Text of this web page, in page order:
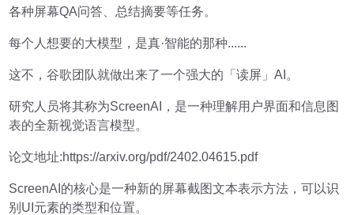
各种屏幕QA问答、总结摘要等任务。
每个人想要的大模型，是真·智能的那种......
这不，谷歌团队就做出来了一个强大的「读屏」AI。
研究人员将其称为ScreenAI，是一种理解用户界面和信息图
表的全新视觉语言模型。
论文地址:https://arxiv.org/pdf/2402.04615.pdf
ScreenAI的核心是一种新的屏幕截图文本表示方法，可以识
别UI元素的类型和位置。